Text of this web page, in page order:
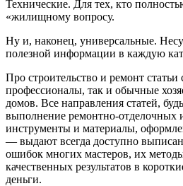
Технические. Для тех, кто
«жилищному вопросу.
Ну и, наконец, универсальные.
полезной информации в каждую
Про строительство и ремонт статьи
профессионалы, так и обычные
домов. Все направления статей,
выполнение ремонтно-отделочных
инструменты и материалы,
— выдают всегда доступно
ошибок многих мастеров, их
качественных результатов в
деньги.